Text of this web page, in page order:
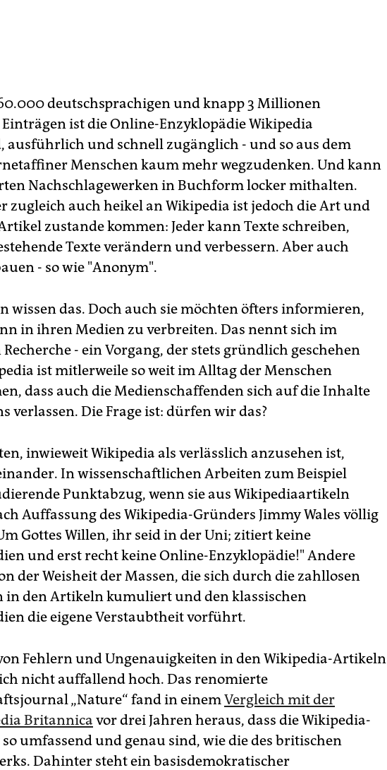
deutschsprachigen und knapp 3 Millionen
ist die Online-Enzyklopädie Wikipedia
ausführlich und schnell zugänglich - und so aus dem
Menschen kaum mehr wegzudenken. Und kann
Nachschlagewerken in Buchform locker mithalten.
zugleich auch heikel an Wikipedia ist jedoch die Art und
zustande kommen: Jeder kann Texte schreiben,
Texte verändern und verbessern. Aber auch
- so wie "Anonym".
wissen das. Doch auch sie möchten öfters informieren,
in ihren Medien zu verbreiten. Das nennt sich im
- ein Vorgang, der stets gründlich geschehen
ist mitlerweile so weit im Alltag der Menschen
dass auch die Medienschaffenden sich auf die Inhalte
verlassen. Die Frage ist: dürfen wir das?
inwieweit Wikipedia als verlässlich anzusehen ist,
In wissenschaftlichen Arbeiten zum Beispiel
Punktabzug, wenn sie aus Wikipediaartikeln
Auffassung des Wikipedia-Gründers Jimmy Wales völlig
Gottes Willen, ihr seid in der Uni; zitiert keine
und erst recht keine Online-Enzyklopädie!" Andere
der Weisheit der Massen, die sich durch die zahllosen
den Artikeln kumuliert und den klassischen
die eigene Verstaubtheit vorführt.
Fehlern und Ungenauigkeiten in den Wikipedia-Artikeln
nicht auffallend hoch. Das renomierte
„Nature“ fand in einemVergleich mit der
Britannica vor drei Jahren heraus, dass die Wikipedia-
umfassend und genau sind, wie die des britischen
Dahinter steht ein basisdemokratischer